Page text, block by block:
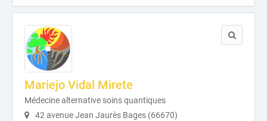
Mariejo Vidal Mirete
Médecine alternative soins quantiques
42 avenue Jean Jaurès Bages (66670)